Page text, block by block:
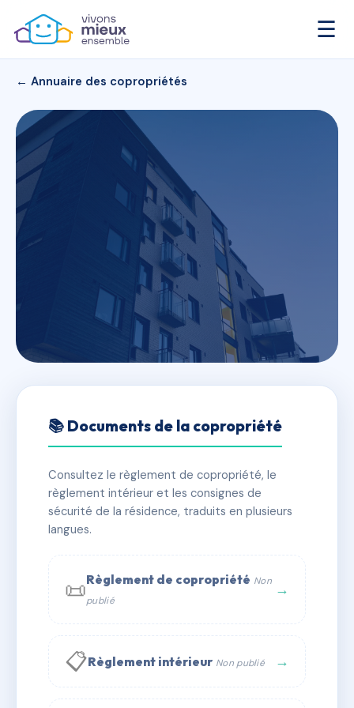
☰
← Annuaire des copropriétés
8 rue Yves Bodiguel à
NANTES
📍 8 r yves bodiguel 44000 Nantes
✓ Immatriculée 🏠 19 lots 🏗 1 bâtiment(s)
📞 Contacter Syndic Digital 💬 WhatsApp
✉ Email
📚 Documents de la copropriété
Consultez le règlement de copropriété, le
règlement intérieur et les consignes de
sécurité de la résidence, traduits en plusieurs
langues.
📜Règlement de copropriété Non
publié
→
📋Règlement intérieur Non publié →